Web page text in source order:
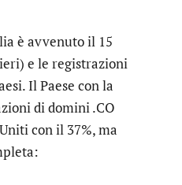
è avvenuto il 15
e le registrazioni
Il Paese con la
di domini .CO
con il 37%, ma